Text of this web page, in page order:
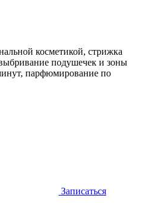
косметикой, стрижка
подушечек и зоны
парфюмирование по
Записаться